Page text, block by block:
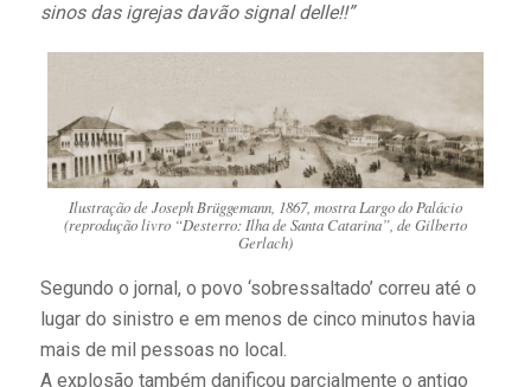
sinos das igrejas davão signal delle!!”
Ilustração de Joseph Brüggemann, 1867, mostra Largo do Palácio
(reprodução livro “Desterro: Ilha de Santa Catarina”, de Gilberto
Gerlach)
Segundo o jornal, o povo ‘sobressaltado’ correu até o
lugar do sinistro e em menos de cinco minutos havia
mais de mil pessoas no local.
A explosão também danificou parcialmente o antigo